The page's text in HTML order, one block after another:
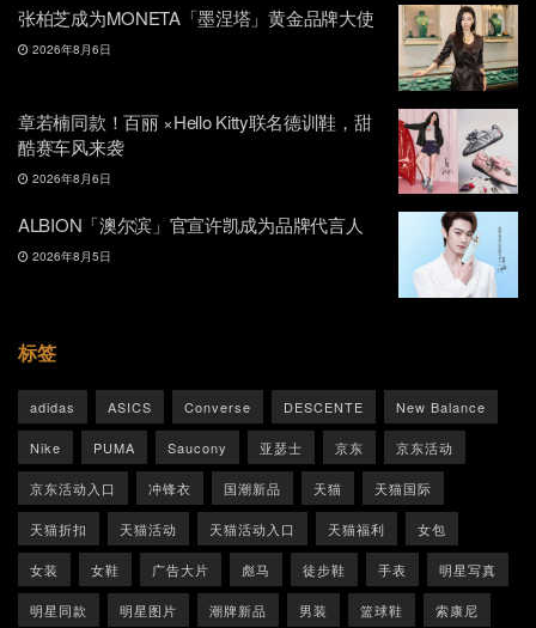
张柏芝成为MONETA「墨涅塔」黄金品牌大使
2026年8月6日
章若楠同款！百丽 ×Hello Kitty联名德训鞋，甜
酷赛车风来袭
2026年8月6日
ALBION「澳尔滨」官宣许凯成为品牌代言人
2026年8月5日
标签
adidas ASICS Converse DESCENTE New Balance
Nike PUMA Saucony 亚瑟士 京东 京东活动
京东活动入口 冲锋衣 国潮新品 天猫 天猫国际
天猫折扣 天猫活动 天猫活动入口 天猫福利 女包
女装 女鞋 广告大片 彪马 徒步鞋 手表 明星写真
明星同款 明星图片 潮牌新品 男装 篮球鞋 索康尼